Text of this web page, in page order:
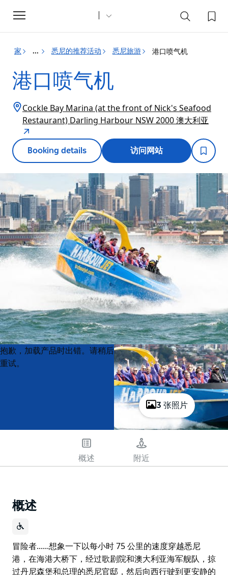
Toggle
navigation
家 ... 悉尼的推荐活动 悉尼旅游 港口喷气机
港口喷气机
Cockle Bay Marina (at the front of Nick's Seafood
Restaurant) Darling Harbour NSW 2000 澳大利亚
Booking details 访问网站
3 张照片
Product
List
Product
List
抱歉，加载产品时出错。请稍后
重试。
概述 附近
概述
冒险者......想象一下以每小时 75 公里的速度穿越悉尼
港，在海港大桥下，经过歌剧院和澳大利亚海军舰队，掠
过丹尼森堡和总理的悉尼官邸，然后向西行驶到更安静的